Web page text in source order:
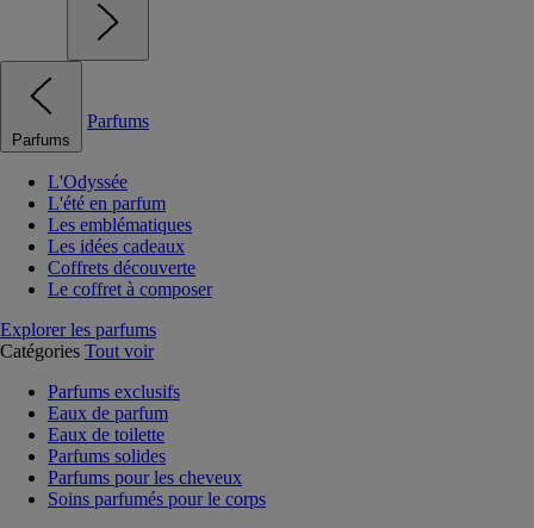
Parfums
Parfums
L'Odyssée
L'été en parfum
Les emblématiques
Les idées cadeaux
Coffrets découverte
Le coffret à composer
Explorer les parfums
Catégories Tout voir
Parfums exclusifs
Eaux de parfum
Eaux de toilette
Parfums solides
Parfums pour les cheveux
Soins parfumés pour le corps